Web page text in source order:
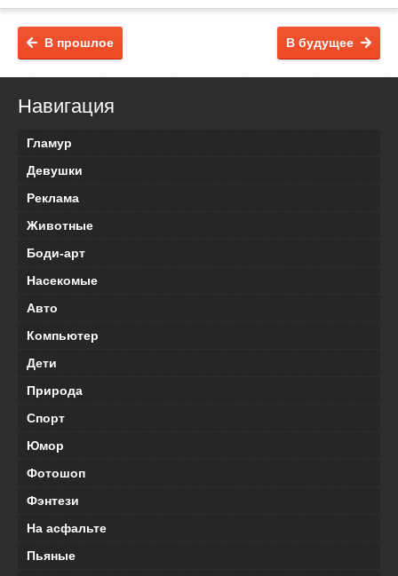
В будущее
В прошлое
Навигация
Гламур
Девушки
Реклама
Животные
Боди-арт
Насекомые
Авто
Компьютер
Дети
Природа
Спорт
Юмор
Фотошоп
Фэнтези
На асфальте
Пьяные